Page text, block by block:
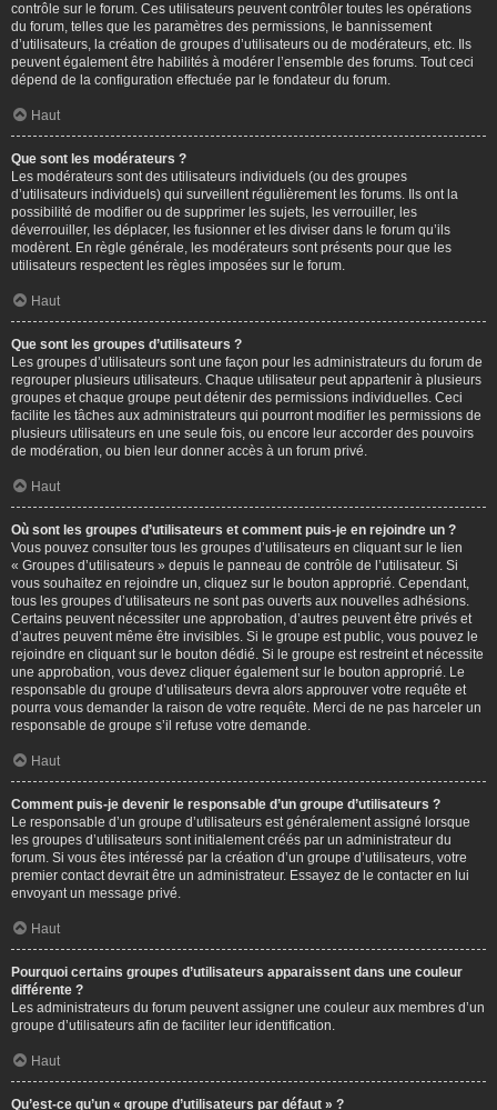
contrôle sur le forum. Ces utilisateurs peuvent contrôler toutes les opérations
du forum, telles que les paramètres des permissions, le bannissement
d’utilisateurs, la création de groupes d’utilisateurs ou de modérateurs, etc. Ils
peuvent également être habilités à modérer l’ensemble des forums. Tout ceci
dépend de la configuration effectuée par le fondateur du forum.
Haut
Que sont les modérateurs ?
Les modérateurs sont des utilisateurs individuels (ou des groupes
d’utilisateurs individuels) qui surveillent régulièrement les forums. Ils ont la
possibilité de modifier ou de supprimer les sujets, les verrouiller, les
déverrouiller, les déplacer, les fusionner et les diviser dans le forum qu’ils
modèrent. En règle générale, les modérateurs sont présents pour que les
utilisateurs respectent les règles imposées sur le forum.
Haut
Que sont les groupes d’utilisateurs ?
Les groupes d’utilisateurs sont une façon pour les administrateurs du forum de
regrouper plusieurs utilisateurs. Chaque utilisateur peut appartenir à plusieurs
groupes et chaque groupe peut détenir des permissions individuelles. Ceci
facilite les tâches aux administrateurs qui pourront modifier les permissions de
plusieurs utilisateurs en une seule fois, ou encore leur accorder des pouvoirs
de modération, ou bien leur donner accès à un forum privé.
Haut
Où sont les groupes d’utilisateurs et comment puis-je en rejoindre un ?
Vous pouvez consulter tous les groupes d’utilisateurs en cliquant sur le lien
« Groupes d’utilisateurs » depuis le panneau de contrôle de l’utilisateur. Si
vous souhaitez en rejoindre un, cliquez sur le bouton approprié. Cependant,
tous les groupes d’utilisateurs ne sont pas ouverts aux nouvelles adhésions.
Certains peuvent nécessiter une approbation, d’autres peuvent être privés et
d’autres peuvent même être invisibles. Si le groupe est public, vous pouvez le
rejoindre en cliquant sur le bouton dédié. Si le groupe est restreint et nécessite
une approbation, vous devez cliquer également sur le bouton approprié. Le
responsable du groupe d’utilisateurs devra alors approuver votre requête et
pourra vous demander la raison de votre requête. Merci de ne pas harceler un
responsable de groupe s’il refuse votre demande.
Haut
Comment puis-je devenir le responsable d’un groupe d’utilisateurs ?
Le responsable d’un groupe d’utilisateurs est généralement assigné lorsque
les groupes d’utilisateurs sont initialement créés par un administrateur du
forum. Si vous êtes intéressé par la création d’un groupe d’utilisateurs, votre
premier contact devrait être un administrateur. Essayez de le contacter en lui
envoyant un message privé.
Haut
Pourquoi certains groupes d’utilisateurs apparaissent dans une couleur
différente ?
Les administrateurs du forum peuvent assigner une couleur aux membres d’un
groupe d’utilisateurs afin de faciliter leur identification.
Haut
Qu’est-ce qu’un « groupe d’utilisateurs par défaut » ?